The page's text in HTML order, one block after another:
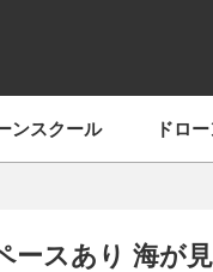
ンスクール ドロ
ースあり 海が